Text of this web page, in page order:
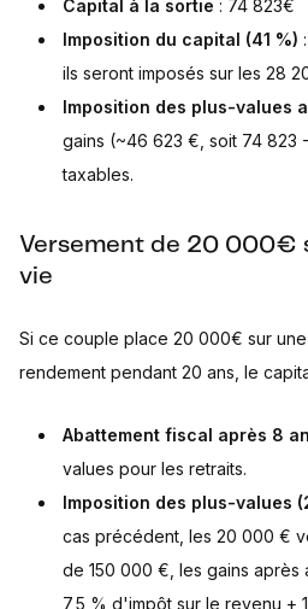
Capital à la sortie : 74 823€
Imposition du capital (41 %)
ils seront imposés sur les 28
Imposition des plus-values
gains (~46 623 €, soit 74 823
taxables.
Versement de 20 000€
vie
Si ce couple place 20 000€ sur
rendement pendant 20 ans, le
Abattement fiscal après 8
values pour les retraits.
Imposition des plus-values
cas précédent, les 20 000 €
de 150 000 €, les gains après
7,5 % d'impôt sur le revenu +